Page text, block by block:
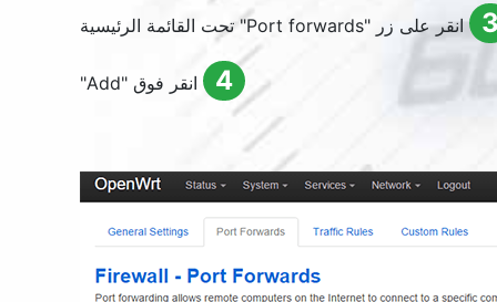
انقر على زر "Port forwards" تحت القائمة الرئيسية
4 انقر فوق "Add
"